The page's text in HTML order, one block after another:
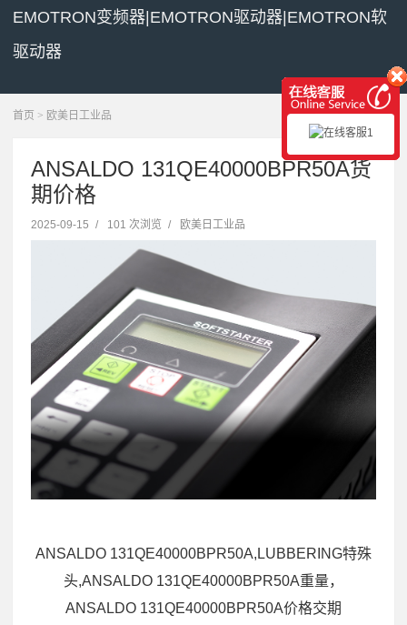
EMOTRON变频器|EMOTRON驱动器|EMOTRON软
驱动器
展开菜单
首页 > 欧美日工业品
ANSALDO 131QE40000BPR50A货
期价格
2025-09-15 / 101 次浏览 / 欧美日工业品
ANSALDO 131QE40000BPR50A,LUBBERING特殊
头,ANSALDO 131QE40000BPR50A重量，
ANSALDO 131QE40000BPR50A价格交期